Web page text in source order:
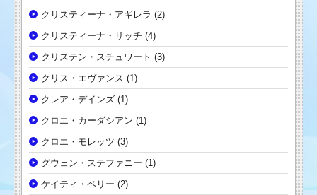
クリスティーナ・アギレラ (2)
クリスティーナ・リッチ (4)
クリステン・スチュワート (3)
クリス・エヴァンス (1)
クレア・デインズ (1)
クロエ・カーダシアン (1)
クロエ・モレッツ (3)
グウェン・ステファニー (1)
ケイティ・ペリー (2)